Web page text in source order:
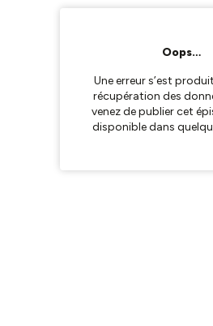
Oops…
Une erreur s’est
récupération des
venez de publier cet
disponible dans